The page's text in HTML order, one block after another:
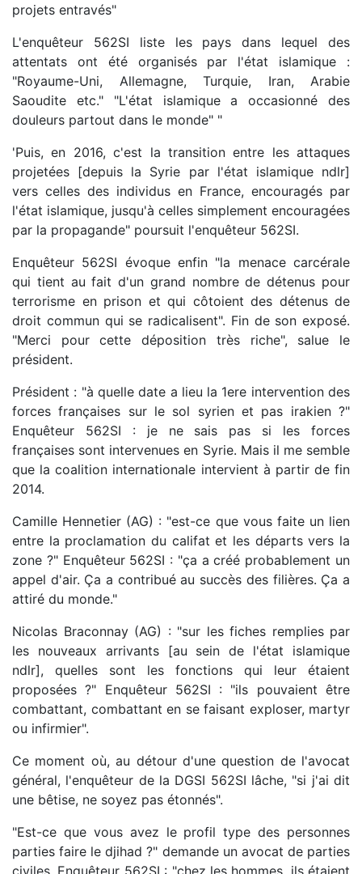
projets entravés"
L'enquêteur 562SI liste les pays dans lequel des
attentats ont été organisés par l'état islamique :
"Royaume-Uni, Allemagne, Turquie, Iran, Arabie
Saoudite etc." "L'état islamique a occasionné des
douleurs partout dans le monde" "
'Puis, en 2016, c'est la transition entre les attaques
projetées [depuis la Syrie par l'état islamique ndlr]
vers celles des individus en France, encouragés par
l'état islamique, jusqu'à celles simplement encouragées
par la propagande" poursuit l'enquêteur 562SI.
Enquêteur 562SI évoque enfin "la menace carcérale
qui tient au fait d'un grand nombre de détenus pour
terrorisme en prison et qui côtoient des détenus de
droit commun qui se radicalisent". Fin de son exposé.
"Merci pour cette déposition très riche", salue le
président.
Président : "à quelle date a lieu la 1ere intervention des
forces françaises sur le sol syrien et pas irakien ?"
Enquêteur 562SI : je ne sais pas si les forces
françaises sont intervenues en Syrie. Mais il me semble
que la coalition internationale intervient à partir de fin
2014.
Camille Hennetier (AG) : "est-ce que vous faite un lien
entre la proclamation du califat et les départs vers la
zone ?" Enquêteur 562SI : "ça a créé probablement un
appel d'air. Ça a contribué au succès des filières. Ça a
attiré du monde."
Nicolas Braconnay (AG) : "sur les fiches remplies par
les nouveaux arrivants [au sein de l'état islamique
ndlr], quelles sont les fonctions qui leur étaient
proposées ?" Enquêteur 562SI : "ils pouvaient être
combattant, combattant en se faisant exploser, martyr
ou infirmier".
Ce moment où, au détour d'une question de l'avocat
général, l'enquêteur de la DGSI 562SI lâche, "si j'ai dit
une bêtise, ne soyez pas étonnés".
"Est-ce que vous avez le profil type des personnes
parties faire le djihad ?" demande un avocat de parties